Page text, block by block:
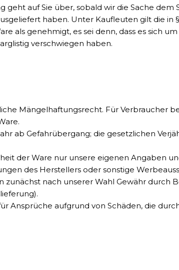
auf Sie über, sobald wir die Sache
haben. Unter Kaufleuten gilt die in
als genehmigt, es sei denn, dass es sich
verschwiegen haben.
Mängelhaftungsrecht. Für Verbraucher
ab Gefahrübergang; die gesetzlichen
der Ware nur unsere eigenen Angaben
des Herstellers oder sonstige
nach unserer Wahl Gewähr durch
Ansprüche aufgrund von Schäden, die